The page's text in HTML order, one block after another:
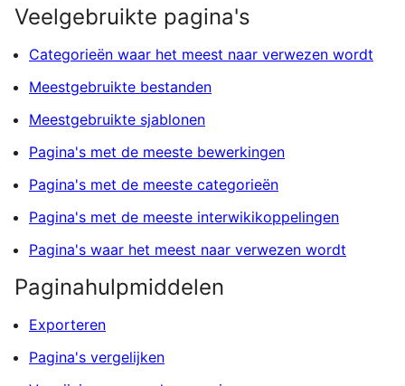
Veelgebruikte pagina's
Categorieën waar het meest naar verwezen wordt
Meestgebruikte bestanden
Meestgebruikte sjablonen
Pagina's met de meeste bewerkingen
Pagina's met de meeste categorieën
Pagina's met de meeste interwikikoppelingen
Pagina's waar het meest naar verwezen wordt
Paginahulpmiddelen
Exporteren
Pagina's vergelijken